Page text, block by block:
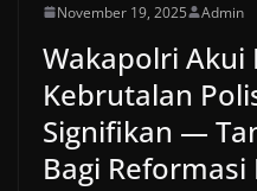
November 19, 2025 Admin
Wakapolri Akui
Kebrutalan
Signifikan —
Bagi Reformasi